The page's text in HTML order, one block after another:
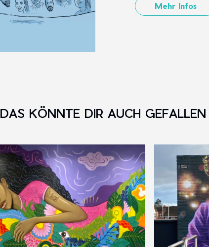
Mehr Infos
DAS KÖNNTE DIR AUCH GEFALLEN